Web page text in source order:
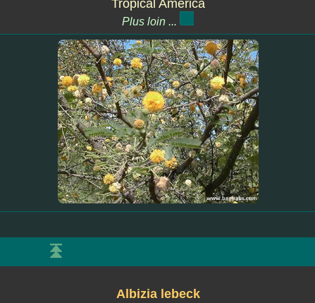
Tropical America
Plus loin ...
Albizia lebeck